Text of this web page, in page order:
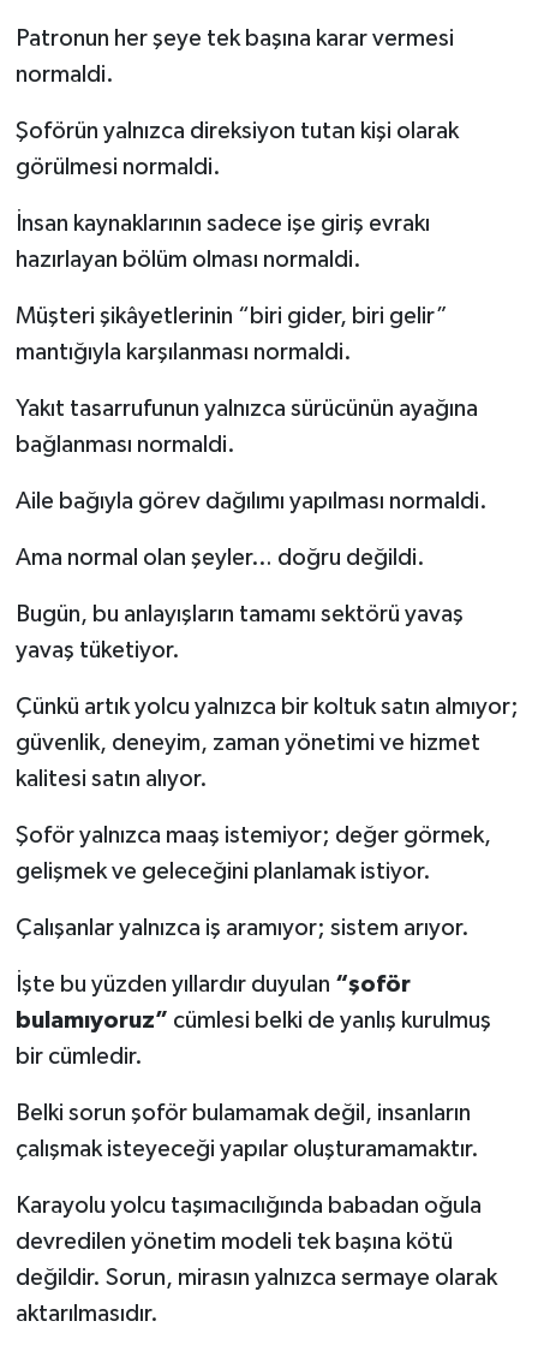
Patronun her şeye tek başına karar vermesi
normaldi.
Şoförün yalnızca direksiyon tutan kişi olarak
görülmesi normaldi.
İnsan kaynaklarının sadece işe giriş evrakı
hazırlayan bölüm olması normaldi.
Müşteri şikâyetlerinin “biri gider, biri gelir”
mantığıyla karşılanması normaldi.
Yakıt tasarrufunun yalnızca sürücünün ayağına
bağlanması normaldi.
Aile bağıyla görev dağılımı yapılması normaldi.
Ama normal olan şeyler… doğru değildi.
Bugün, bu anlayışların tamamı sektörü yavaş
yavaş tüketiyor.
Çünkü artık yolcu yalnızca bir koltuk satın almıyor;
güvenlik, deneyim, zaman yönetimi ve hizmet
kalitesi satın alıyor.
Şoför yalnızca maaş istemiyor; değer görmek,
gelişmek ve geleceğini planlamak istiyor.
Çalışanlar yalnızca iş aramıyor; sistem arıyor.
İşte bu yüzden yıllardır duyulan “şoför
bulamıyoruz” cümlesi belki de yanlış kurulmuş
bir cümledir.
Belki sorun şoför bulamamak değil, insanların
çalışmak isteyeceği yapılar oluşturamamaktır.
Karayolu yolcu taşımacılığında babadan oğula
devredilen yönetim modeli tek başına kötü
değildir. Sorun, mirasın yalnızca sermaye olarak
aktarılmasıdır.